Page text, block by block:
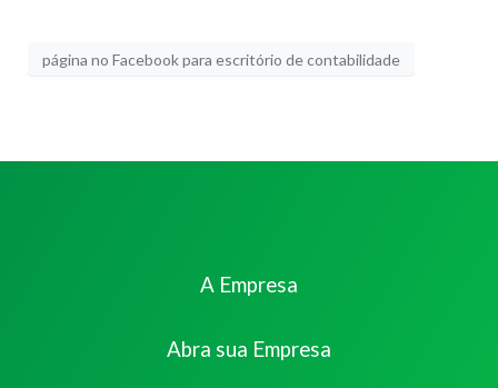
página no Facebook para escritório de contabilidade
A Empresa
Abra sua Empresa